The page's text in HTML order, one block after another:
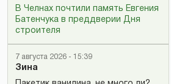
В Челнах почтили память Евгения
Батенчука в преддверии Дня
строителя
7 августа 2026 - 15:39
Зина